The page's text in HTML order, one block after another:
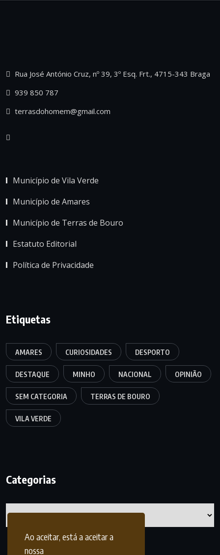
Ao aceitar, está a aceitar a
nossa
Rua José António Cruz, nº 39, 3º Esq. Frt., 4715-343 Braga
939 850 787
terrasdohomem@gmail.com
Município de Vila Verde
Município de Amares
Município de Terras de Bouro
Estatuto Editorial
Política de Privacidade
Etiquetas
AMARES CURIOSIDADES DESPORTO
DESTAQUE MINHO NACIONAL OPINIÃO
SEM CATEGORIA TERRAS DE BOURO
VILA VERDE
Categorias